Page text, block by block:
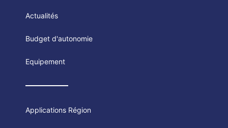
Actualités
Budget d'autonomie
Equipement
Applications Région